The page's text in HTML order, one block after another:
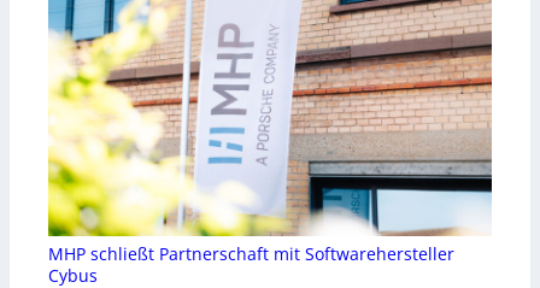
MHP schließt Partnerschaft mit Softwarehersteller
Cybus